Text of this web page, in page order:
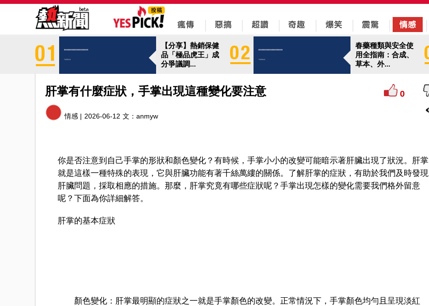
【分享】熱銷保健
品「極品虎王」成
分爭議調...
春藥種類與安全使
用全指南：合成、
草本、外...
肝掌有什麼症狀，手掌出現這種變化要注意 0
情感 | 2026-06-12 文： anmyw
你是否注意到自己手掌的形狀和顏色變化？有時候，手掌小小的改變可能暗示著肝臟出現了狀況。肝掌
就是這樣一種特殊的表現，它與肝臟功能有著千絲萬縷的關係。了解肝掌的症狀，有助於我們及時發現
肝臟問題，採取相應的措施。那麼，肝掌究竟有哪些症狀呢？手掌出現怎樣的變化需要我們格外留意
呢？下面為你詳細解答。
肝掌的基本症狀
顏色變化：肝掌最明顯的症狀之一就是手掌顏色的改變。正常情況下，手掌顏色均勻且呈現淡紅